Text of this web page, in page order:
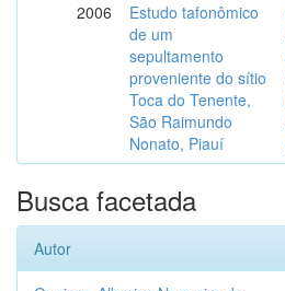
2006
Estudo tafonômico
de um
sepultamento
proveniente do sítio
Toca do Tenente,
São Raimundo
Nonato, Piauí
Busca facetada
Autor